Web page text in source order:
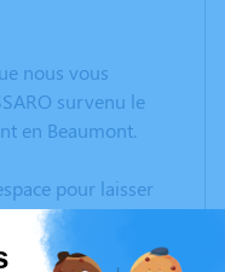
nous vous
survenu le
en Beaumont.
pour laisser
souvenirs, une
à travers des